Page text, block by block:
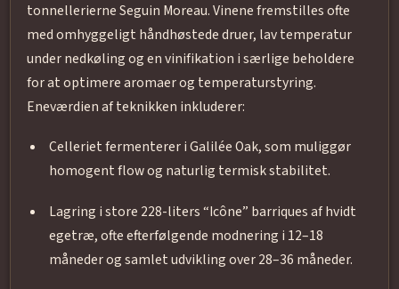
tonnellerierne Seguin Moreau. Vinene fremstilles ofte
med omhyggeligt håndhøstede druer, lav temperatur
under nedkøling og en vinifikation i særlige beholdere
for at optimere aromaer og temperaturstyring.
Eneværdien af teknikken inkluderer:
Celleriet fermenterer i Galilée Oak, som muliggør
homogent flow og naturlig termisk stabilitet.
Lagring i store 228-liters “Icône” barriques af hvidt
egetræ, ofte efterfølgende modnering i 12–18
måneder og samlet udvikling over 28–36 måneder.